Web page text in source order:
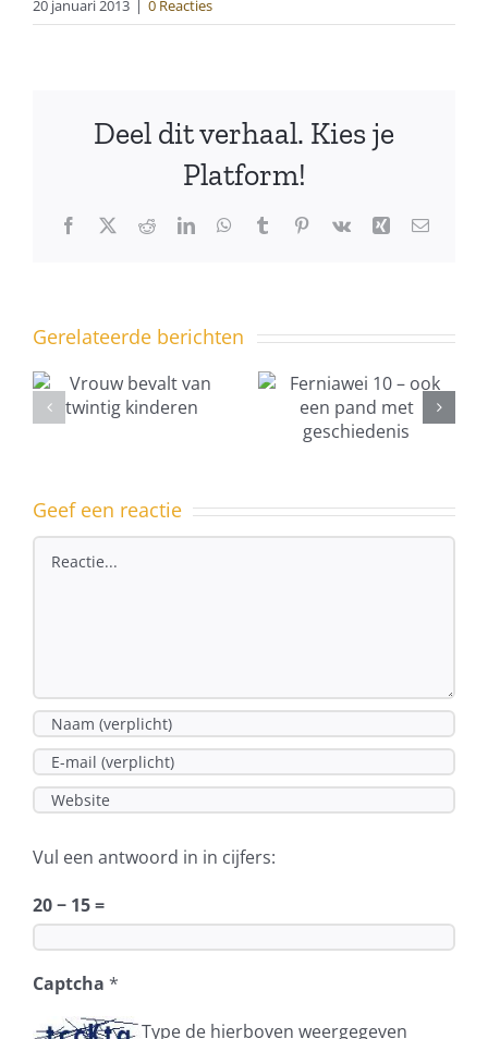
20 januari 2013 0 Reacties
Deel dit verhaal. Kies je
Platform!
Facebook
X RedditLinkedInWhatsApp
TumblrPinterest
Vk Xing E-
Gerelateerde berichten
Ferniawei
10 – ook
een pand
geschiedenis
Uit het
Geef een reactie
Vul een antwoord in in cijfers:
20 − 15 =
Captcha *
Type de hierboven weergegeven